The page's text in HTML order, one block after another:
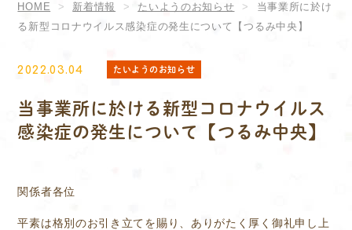
HOME 新着情報 たいようのお知らせ
当事業所に於け
る新型コロナウイルス感染症の発生について【つるみ中央】
2022.03.04 たいようのお知らせ
当事業所に於ける新型コロナウイルス
感染症の発生について【つるみ中央】
関係者各位
平素は格別のお引き立てを賜り、ありがたく厚く御礼申し上